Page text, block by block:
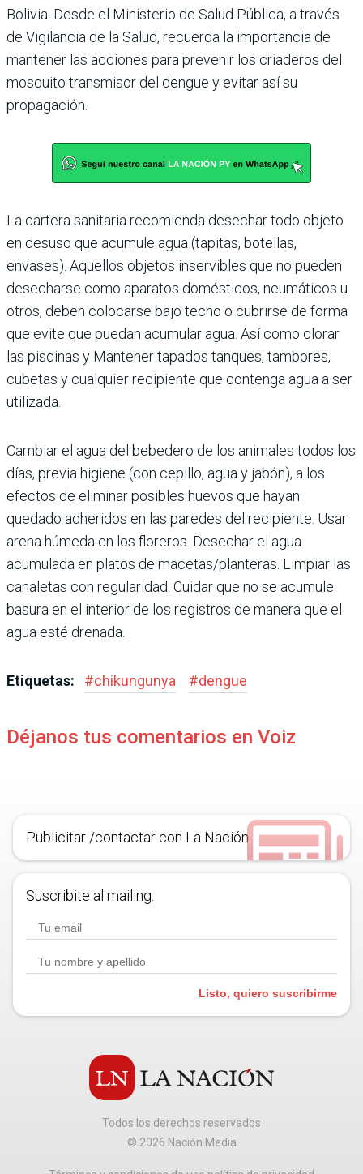
Bolivia. Desde el Ministerio de Salud Pública, a través
de Vigilancia de la Salud, recuerda la importancia de
mantener las acciones para prevenir los criaderos del
mosquito transmisor del dengue y evitar así su
propagación.
La cartera sanitaria recomienda desechar todo objeto
en desuso que acumule agua (tapitas, botellas,
envases). Aquellos objetos inservibles que no pueden
desecharse como aparatos domésticos, neumáticos u
otros, deben colocarse bajo techo o cubrirse de forma
que evite que puedan acumular agua. Así como clorar
las piscinas y Mantener tapados tanques, tambores,
cubetas y cualquier recipiente que contenga agua a ser
utilizada.
Cambiar el agua del bebedero de los animales todos los
días, previa higiene (con cepillo, agua y jabón), a los
efectos de eliminar posibles huevos que hayan
quedado adheridos en las paredes del recipiente. Usar
arena húmeda en los floreros. Desechar el agua
acumulada en platos de macetas/planteras. Limpiar las
canaletas con regularidad. Cuidar que no se acumule
basura en el interior de los registros de manera que el
agua esté drenada.
Etiquetas: #chikungunya #dengue
Déjanos tus comentarios en Voiz
Publicitar /contactar con La Nación
Suscribite al mailing.
Listo, quiero suscribirme
Todos los derechos reservados
© 2026 Nación Media